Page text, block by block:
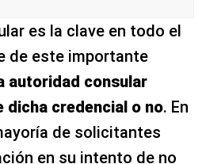
es la clave en todo el
de este importante
autoridad consular
credencial o no. En
de solicitantes
en su intento de no